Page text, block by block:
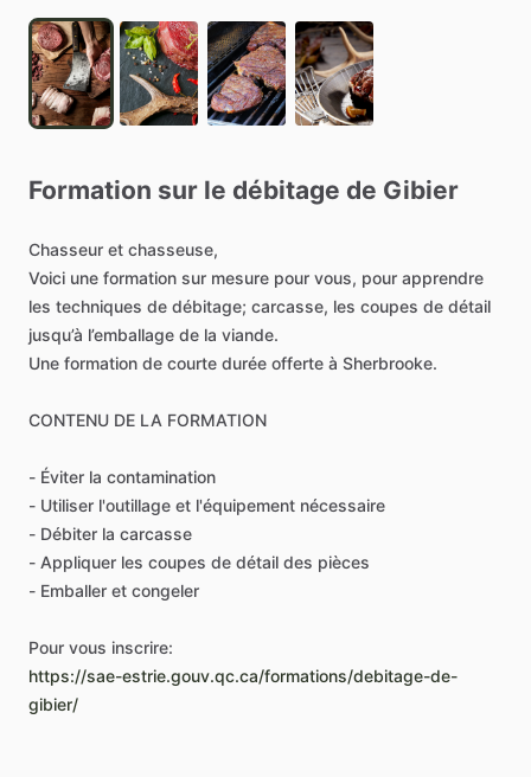
Formation sur le débitage de Gibier
Chasseur et chasseuse,
Voici une formation sur mesure pour vous, pour apprendre
les techniques de débitage; carcasse, les coupes de détail
jusqu’à l’emballage de la viande.
Une formation de courte durée offerte à Sherbrooke.
CONTENU DE LA FORMATION
- Éviter la contamination
- Utiliser l'outillage et l'équipement nécessaire
- Débiter la carcasse
- Appliquer les coupes de détail des pièces
- Emballer et congeler
Pour vous inscrire:
https://sae-estrie.gouv.qc.ca/formations/debitage-de-
gibier/